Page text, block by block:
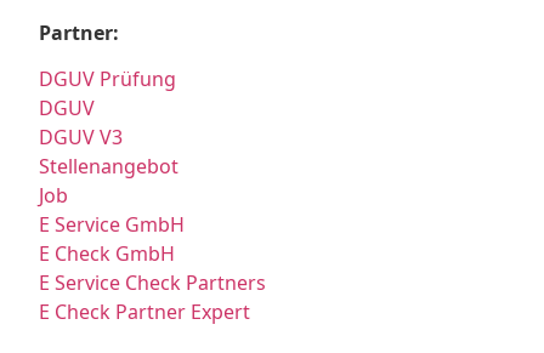
Partner:
DGUV Prüfung
DGUV
DGUV V3
Stellenangebot
Job
E Service GmbH
E Check GmbH
E Service Check Partners
E Check Partner Expert